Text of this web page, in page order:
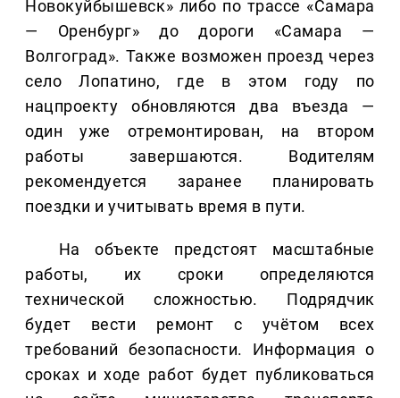
Новокуйбышевск» либо по трассе «Самара
— Оренбург» до дороги «Самара —
Волгоград». Также возможен проезд через
село Лопатино, где в этом году по
нацпроекту обновляются два въезда —
один уже отремонтирован, на втором
работы завершаются. Водителям
рекомендуется заранее планировать
поездки и учитывать время в пути.
На объекте предстоят масштабные
работы, их сроки определяются
технической сложностью. Подрядчик
будет вести ремонт с учётом всех
требований безопасности. Информация о
сроках и ходе работ будет публиковаться